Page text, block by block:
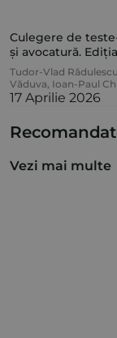
Culegere de
și avocatură.
Tudor-Vlad Rădulescu
Văduva, Ioan-Paul
17 Aprilie 2026
Vezi mai multe